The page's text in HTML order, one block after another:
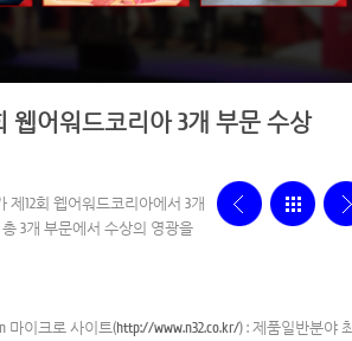
웹어워드코리아 3개 부문 수상
제12회 웹어워드코리아에서 3개
3개 부문에서 수상의 영광을
마이크로 사이트(http://www.n32.co.kr/) : 제품일반분야